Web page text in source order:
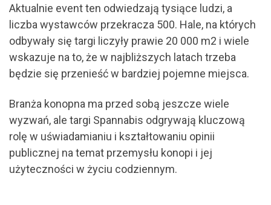
Aktualnie event ten odwiedzają tysiące ludzi, a
liczba wystawców przekracza 500. Hale, na których
odbywały się targi liczyły prawie 20 000 m2 i wiele
wskazuje na to, że w najbliższych latach trzeba
będzie się przenieść w bardziej pojemne miejsca.
Branża konopna ma przed sobą jeszcze wiele
wyzwań, ale targi Spannabis odgrywają kluczową
rolę w uświadamianiu i kształtowaniu opinii
publicznej na temat przemysłu konopi i jej
użyteczności w życiu codziennym.